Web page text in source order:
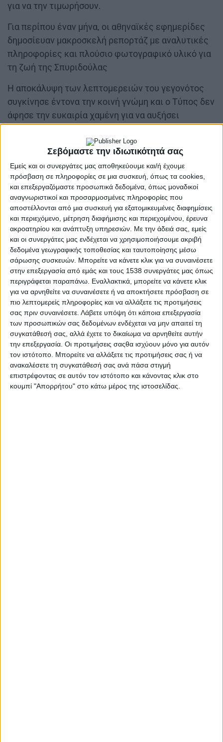
Σεβόμαστε την ιδιωτικότητά σας
Εμείς και οι συνεργάτες μας αποθηκεύουμε και/ή έχουμε
πρόσβαση σε πληροφορίες σε μια συσκευή, όπως τα cookies,
και επεξεργαζόμαστε προσωπικά δεδομένα, όπως μοναδικοί
αναγνωριστικοί και προσαρμοσμένες πληροφορίες που
αποστέλλονται από μια συσκευή για εξατομικευμένες διαφημίσεις
και περιεχόμενο, μέτρηση διαφήμισης και περιεχομένου, έρευνα
ακροατηρίου και ανάπτυξη υπηρεσιών. Με την άδειά σας, εμείς
και οι συνεργάτες μας ενδέχεται να χρησιμοποιήσουμε ακριβή
δεδομένα γεωγραφικής τοποθεσίας και ταυτοποίησης μέσω
σάρωσης συσκευών. Μπορείτε να κάνετε κλικ για να συναινέσετε
στην επεξεργασία από εμάς και τους 1538 συνεργάτες μας όπως
περιγράφεται παραπάνω. Εναλλακτικά, μπορείτε να κάνετε κλικ
για να αρνηθείτε να συναινέσετε ή να αποκτήσετε πρόσβαση σε
πιο λεπτομερείς πληροφορίες και να αλλάξετε τις προτιμήσεις
σας πριν συναινέσετε. Λάβετε υπόψη ότι κάποια επεξεργασία
των προσωπικών σας δεδομένων ενδέχεται να μην απαιτεί τη
συγκατάθεσή σας, αλλά έχετε το δικαίωμα να αρνηθείτε αυτήν
την επεξεργασία. Οι προτιμήσεις σαςθα ισχύουν μόνο για αυτόν
τον ιστότοπο. Μπορείτε να αλλάξετε τις προτιμήσεις σας ή να
ανακαλέσετε τη συγκατάθεσή σας ανά πάσα στιγμή
επιστρέφοντας σε αυτόν τον ιστότοπο και κάνοντας κλικ στο
κουμπί "Απορρήτου" στο κάτω μέρος της ιστοσελίδας.
για να την τιμωρήσουν.
Για περίπου έναν μήνα, οι αθηναϊκές εφημερίδες
δημοσίευαν μακροσκελή ρεπορτάζ με αναλυτικές
πληροφορίες και πλούσιο φωτογραφικό υλικό για
τη ζωή της Σπυριδούλας
Η αποκάλυψη των λεπτομερειών του γεγονότος
συγκίνησε έντονα την κοινή γνώμη και ο Τύπος δεν
άφησε την ευκαιρία χαμένη για να αυξήσει
εύστοχα στο θυμικό των αναγνωστών. Για περίπου
έναν μήνα, οι αθηναϊκές εφημερίδες δημοσίευαν
μακροσκελή ρεπορτάζ με αναλυτικές
πληροφορίες και πλούσιο φωτογραφικό υλικό για
τη ζωή της Σπυριδούλας στο χωριό της και στο
σπίτι του ζεύγους Βεϊζαδέ, αφηγήσεις των γονιών,
του αδελφού και των γειτόνων της και αναλυτικές
περιγραφές από το σύνολο, σχεδόν, των
καθημερινών δραστηριοτήτων της στο
νοσοκομείο.
Ενδεικτικό του τεράστιου και πρωτοφανούς
κοινωνικού ενδιαφέροντος που προκάλεσε η
περίπτωσή της, ήταν το γεγονός πως ήδη από τις
πρώτες ημέρες χρειάστηκαν να επέμβουν ισχυρές
αστυνομικές δυνάμεις για να διαλύσουν τα πλήθη
των προσερχόμενων στο νοσοκομείο, ενώ την ίδια
στιγμή μεγάλες ποσότητες από δώρα, σοκολάτες
και γλυκά πάσης φύσεως, ακόμα και καλλυντικά
είχαν συγκεντρωθεί στο θάλαμο όπου